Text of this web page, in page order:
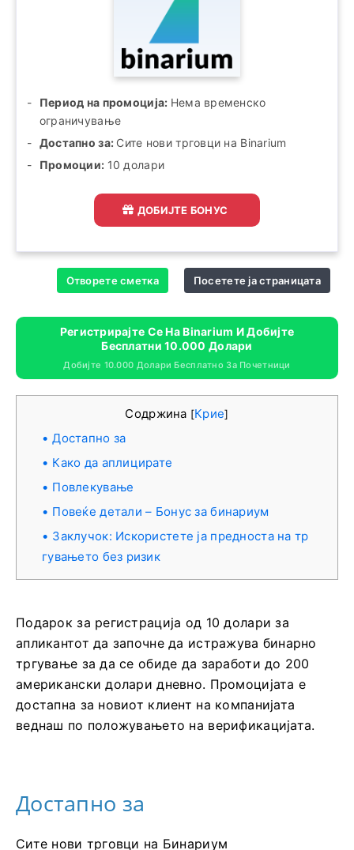
Период на промоција: Нема временско
ограничување
Достапно за: Сите нови трговци на Binarium
Промоции: 10 долари
ДОБИЈТЕ БОНУС
Отворете сметка Посетете ја страницата
Регистрирајте Се На Binarium И Добијте
Бесплатни 10.000 Долари
Добијте 10.000 Долари Бесплатно За Почетници
Содржина [Крие]
Достапно за
Како да аплицирате
Повлекување
Повеќе детали – Бонус за бинариум
Заклучок: Искористете ја предноста на тр
гувањето без ризик
Подарок за регистрација од 10 долари за
апликантот да започне да истражува бинарно
тргување за да се обиде да заработи до 200
американски долари дневно. Промоцијата е
достапна за новиот клиент на компанијата
веднаш по положувањето на верификацијата.
Достапно за
Сите нови трговци на Бинариум